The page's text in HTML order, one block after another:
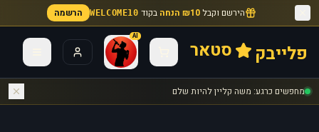
הירשם וקבל₪10 הנחה בקוד WELCOME10 הרשמה
פלייבק סטאר
AI
מחפשים כרגע: משה קליין להיות שלם